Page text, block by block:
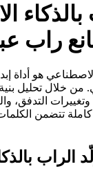
بالذكاء
راب
هو أداة
من خلال تحليل
التدفق،
تتضمن
الراب